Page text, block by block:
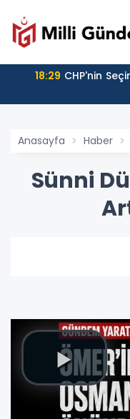
18:29
Anasayfa Haber
Sünni